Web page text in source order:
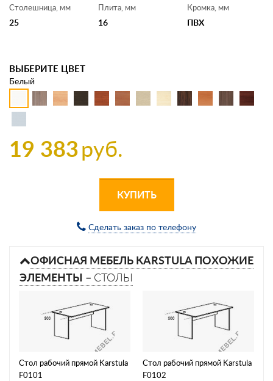
Столешница, мм
25
Плита, мм
16
Кромка, мм
ПВХ
ВЫБЕРИТЕ ЦВЕТ
Белый
19 383руб.
КУПИТЬ
Сделать заказ по телефону
ОФИСНАЯ МЕБЕЛЬ KARSTULA ПОХОЖИЕ
ЭЛЕМЕНТЫ – СТОЛЫ
Стол рабочий прямой Karstula
F0101
Стол рабочий прямой Karstula
F0102